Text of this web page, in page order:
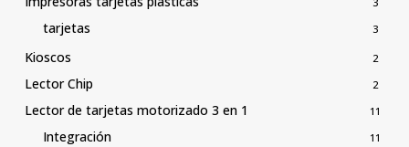
tarjetas 3
Kioscos 2
Lector Chip 2
Lector de tarjetas motorizado 3 en 1 11
Integración 11